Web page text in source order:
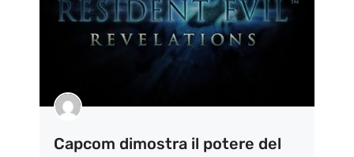
Capcom dimostra il potere del